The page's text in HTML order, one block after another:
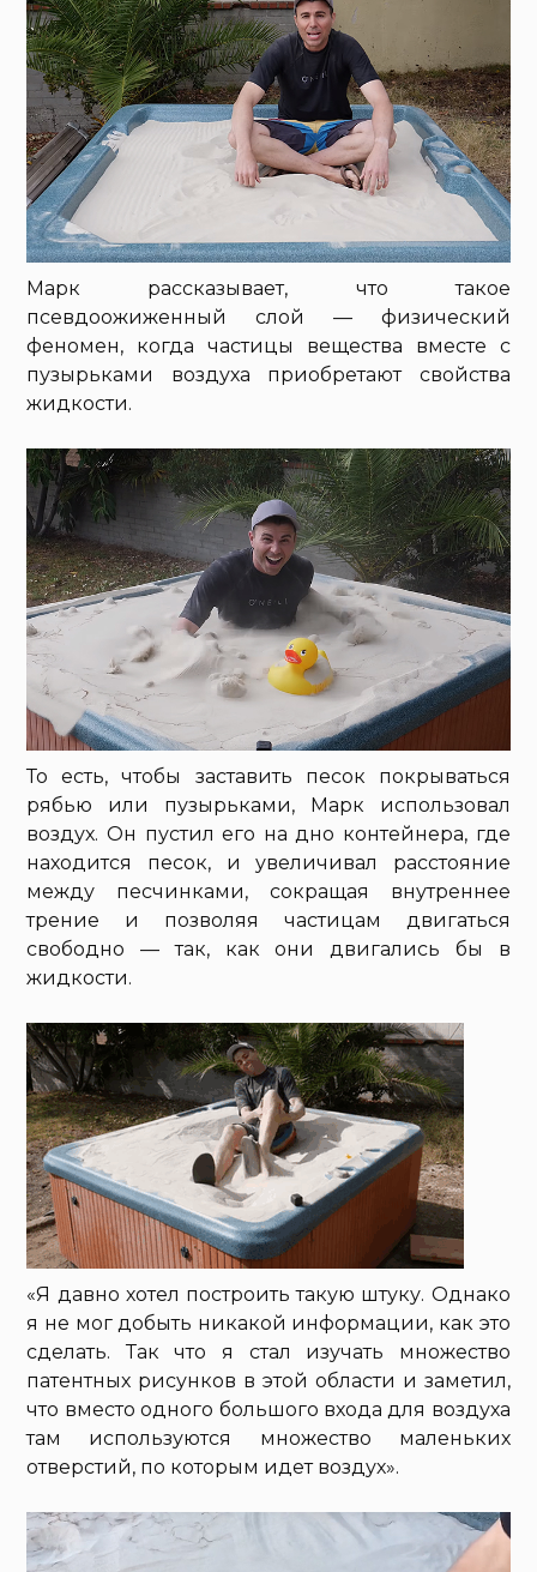
Марк рассказывает, что такое
псевдоожиженный слой — физический
феномен, когда частицы вещества вместе с
пузырьками воздуха приобретают свойства
жидкости.
То есть, чтобы заставить песок покрываться
рябью или пузырьками, Марк использовал
воздух. Он пустил его на дно контейнера, где
находится песок, и увеличивал расстояние
между песчинками, сокращая внутреннее
трение и позволяя частицам двигаться
свободно — так, как они двигались бы в
жидкости.
«Я давно хотел построить такую штуку. Однако
я не мог добыть никакой информации, как это
сделать. Так что я стал изучать множество
патентных рисунков в этой области и заметил,
что вместо одного большого входа для воздуха
там используются множество маленьких
отверстий, по которым идет воздух».